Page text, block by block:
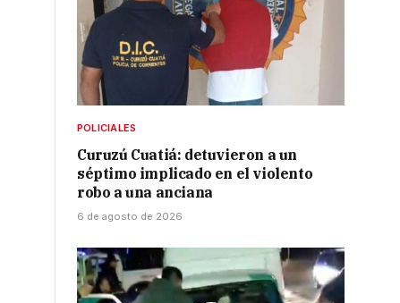
POLICIALES
Curuzú Cuatiá: detuvieron a un
séptimo implicado en el violento
robo a una anciana
6 de agosto de 2026